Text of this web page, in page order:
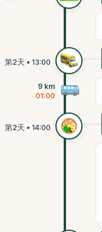
9 km
01:00